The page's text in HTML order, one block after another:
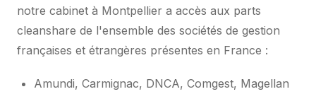
notre cabinet à Montpellier a accès aux parts
cleanshare de l'ensemble des sociétés de gestion
françaises et étrangères présentes en France :
Amundi, Carmignac, DNCA, Comgest, Magellan